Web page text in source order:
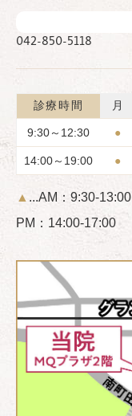
042-850-5118
診療時間 月
9:30～12:30 ●
14:00～19:00 ●
▲ ...AM：9:30-13:00
PM：14:00-17:00